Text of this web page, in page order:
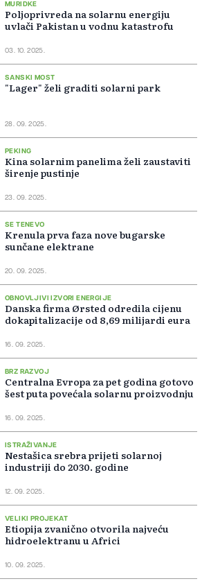
MURIDKE
Poljoprivreda na solarnu energiju
uvlači Pakistan u vodnu katastrofu
03. 10. 2025.
SANSKI MOST
"Lager" želi graditi solarni park
28. 09. 2025.
PEKING
Kina solarnim panelima želi zaustaviti
širenje pustinje
23. 09. 2025.
SE TENEVO
Krenula prva faza nove bugarske
sunčane elektrane
20. 09. 2025.
OBNOVLJIVI IZVORI ENERGIJE
Danska firma Ørsted odredila cijenu
dokapitalizacije od 8,69 milijardi eura
16. 09. 2025.
BRZ RAZVOJ
Centralna Evropa za pet godina gotovo
šest puta povećala solarnu proizvodnju
16. 09. 2025.
ISTRAŽIVANJE
Nestašica srebra prijeti solarnoj
industriji do 2030. godine
12. 09. 2025.
VELIKI PROJEKAT
Etiopija zvanično otvorila najveću
hidroelektranu u Africi
10. 09. 2025.